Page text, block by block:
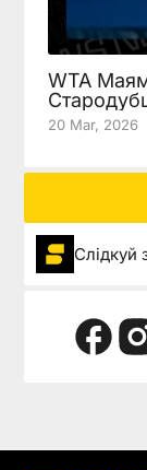
WTA
20 Mar, 2026
Слідкуй